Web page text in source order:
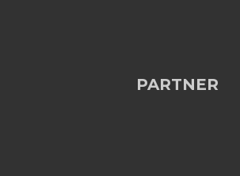
PARTNER